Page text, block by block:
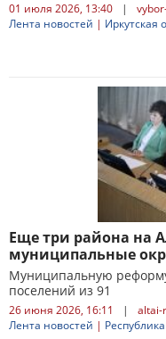
01 июля 2026, 13:40 |
Лента новостей | Иркутская
Еще три района на
муниципальные
Муниципальную
поселений из 91
26 июня 2026, 16:11 |
altai-
Лента новостей |